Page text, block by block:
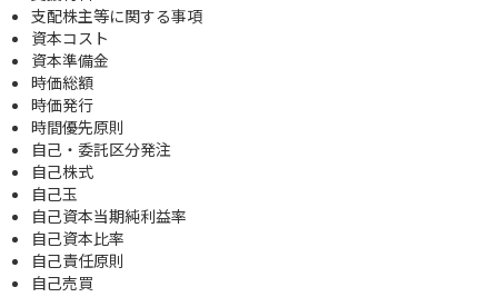
支配株主等に関する事項
資本コスト
資本準備金
時価総額
時価発行
時間優先原則
自己・委託区分発注
自己株式
自己玉
自己資本当期純利益率
自己資本比率
自己責任原則
自己売買